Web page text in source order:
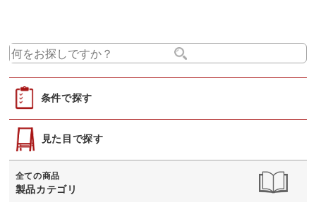
条件で探す
見た目で探す
全ての商品
製品カテゴリ